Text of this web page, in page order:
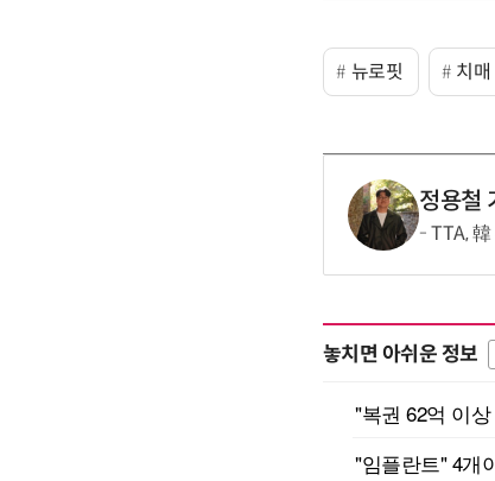
뉴로핏 치매
정용철
TTA,
놓치면 아쉬운 정보